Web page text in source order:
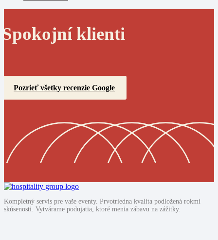
Spokojní klienti
Pozrieť všetky recenzie Google
Kompletný servis pre vaše eventy. Prvotriedna kvalita podložená rokmi
skúsenosti. Vytvárame podujatia, ktoré menia zábavu na zážitky.